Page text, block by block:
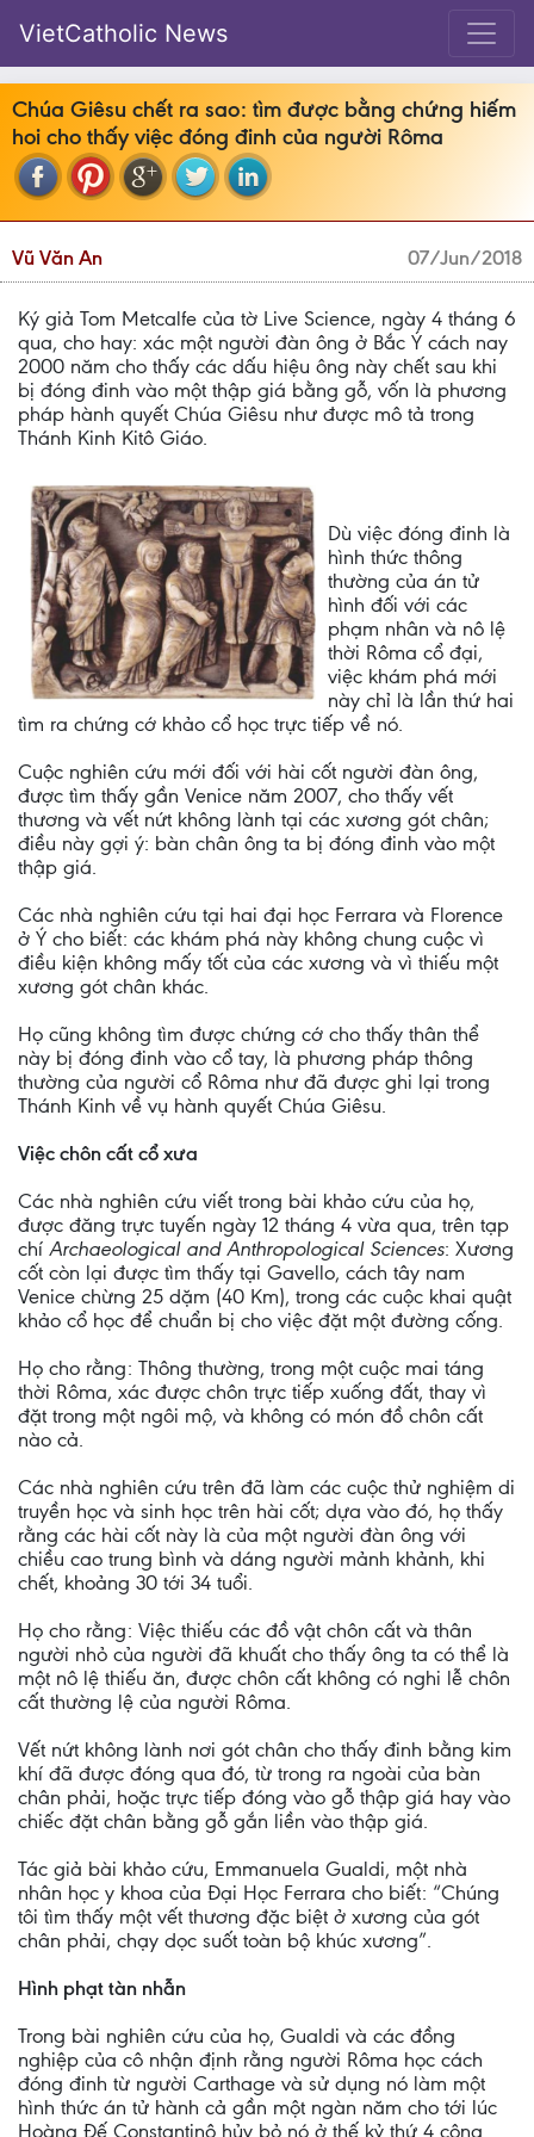
VietCatholic News
Chúa Giêsu chết ra sao: tìm được bằng chứng hiếm
hoi cho thấy việc đóng đinh của người Rôma
Vũ Văn An 07/Jun/2018
Ký giả Tom Metcalfe của tờ Live Science, ngày 4 tháng 6
qua, cho hay: xác một người đàn ông ở Bắc Ý cách nay
2000 năm cho thấy các dấu hiệu ông này chết sau khi
bị đóng đinh vào một thập giá bằng gỗ, vốn là phương
pháp hành quyết Chúa Giêsu như được mô tả trong
Thánh Kinh Kitô Giáo.
Dù việc đóng đinh là
hình thức thông
thường của án tử
hình đối với các
phạm nhân và nô lệ
thời Rôma cổ đại,
việc khám phá mới
này chỉ là lần thứ hai
tìm ra chứng cớ khảo cổ học trực tiếp về nó.
Cuộc nghiên cứu mới đối với hài cốt người đàn ông,
được tìm thấy gần Venice năm 2007, cho thấy vết
thương và vết nứt không lành tại các xương gót chân;
điều này gợi ý: bàn chân ông ta bị đóng đinh vào một
thập giá.
Các nhà nghiên cứu tại hai đại học Ferrara và Florence
ở Ý cho biết: các khám phá này không chung cuộc vì
điều kiện không mấy tốt của các xương và vì thiếu một
xương gót chân khác.
Họ cũng không tìm được chứng cớ cho thấy thân thể
này bị đóng đinh vào cổ tay, là phương pháp thông
thường của người cổ Rôma như đã được ghi lại trong
Thánh Kinh về vụ hành quyết Chúa Giêsu.
Việc chôn cất cổ xưa
Các nhà nghiên cứu viết trong bài khảo cứu của họ,
được đăng trực tuyến ngày 12 tháng 4 vừa qua, trên tạp
chí Archaeological and Anthropological Sciences: Xương
cốt còn lại được tìm thấy tại Gavello, cách tây nam
Venice chừng 25 dặm (40 Km), trong các cuộc khai quật
khảo cổ học để chuẩn bị cho việc đặt một đường cống.
Họ cho rằng: Thông thường, trong một cuộc mai táng
thời Rôma, xác được chôn trực tiếp xuống đất, thay vì
đặt trong một ngôi mộ, và không có món đồ chôn cất
nào cả.
Các nhà nghiên cứu trên đã làm các cuộc thử nghiệm di
truyền học và sinh học trên hài cốt; dựa vào đó, họ thấy
rằng các hài cốt này là của một người đàn ông với
chiều cao trung bình và dáng người mảnh khảnh, khi
chết, khoảng 30 tới 34 tuổi.
Họ cho rằng: Việc thiếu các đồ vật chôn cất và thân
người nhỏ của người đã khuất cho thấy ông ta có thể là
một nô lệ thiếu ăn, được chôn cất không có nghi lễ chôn
cất thường lệ của người Rôma.
Vết nứt không lành nơi gót chân cho thấy đinh bằng kim
khí đã được đóng qua đó, từ trong ra ngoài của bàn
chân phải, hoặc trực tiếp đóng vào gỗ thập giá hay vào
chiếc đặt chân bằng gỗ gắn liền vào thập giá.
Tác giả bài khảo cứu, Emmanuela Gualdi, một nhà
nhân học y khoa của Đại Học Ferrara cho biết: “Chúng
tôi tìm thấy một vết thương đặc biệt ở xương của gót
chân phải, chạy dọc suốt toàn bộ khúc xương”.
Hình phạt tàn nhẫn
Trong bài nghiên cứu của họ, Gualdi và các đồng
nghiệp của cô nhận định rằng người Rôma học cách
đóng đinh từ người Carthage và sử dụng nó làm một
hình thức án tử hành cả gần một ngàn năm cho tới lúc
Hoàng Đế Constantinô hủy bỏ nó ở thế kỷ thứ 4 công